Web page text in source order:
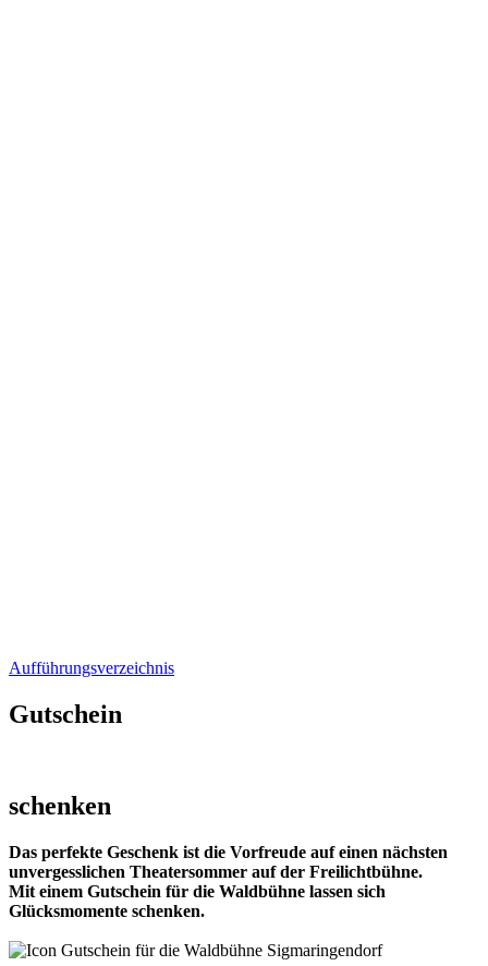
Aufführungsverzeichnis
Gutschein
schenken
Das perfekte Geschenk ist die Vorfreude auf einen nächsten
unvergesslichen Theatersommer auf der Freilichtbühne.
Mit einem Gutschein für die Waldbühne lassen sich
Glücksmomente schenken.